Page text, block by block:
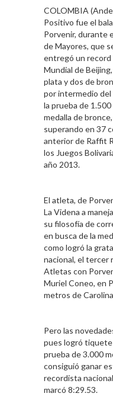
COLOMBIA
Positivo fue el
Porvenir, durante
de Mayores, que
entregó un record
Mundial de
plata y dos de
por intermedio del
la prueba de
medalla de
superando en 37
anterior de Raffit
los Juegos
año 2013.
El atleta, de
La Videna a
su filosofía de
en busca de la
como logró la
nacional, el tercer
Atletas con
Muriel Coneo, en
metros de
Pero las
pues logró tiquete
prueba de 3.000
consiguió ganar
recordista
marcó 8:29.53.